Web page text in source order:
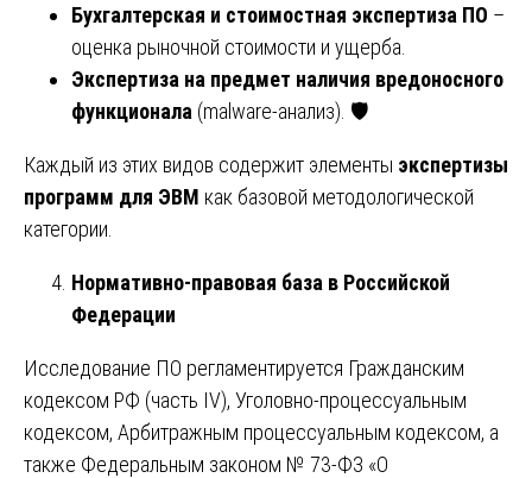
Бухгалтерская и стоимостная экспертиза ПО –
оценка рыночной стоимости и ущерба.
Экспертиза на предмет наличия вредоносного
функционала (malware-анализ). 🛡️
Каждый из этих видов содержит элементы экспертизы
программ для ЭВМ как базовой методологической
категории.
Нормативно-правовая база в Российской
Федерации
Исследование ПО регламентируется Гражданским
кодексом РФ (часть IV), Уголовно-процессуальным
кодексом, Арбитражным процессуальным кодексом, а
также Федеральным законом № 73-ФЗ «О